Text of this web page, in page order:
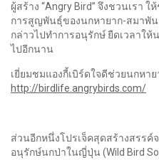
ผู้สร้าง “Angry Bird” จึงชวนเรา
การสูญพันธุ์ของนกหายาก-สมาพัน
กล่าวไปทำการอนุรักษ์ ยืดเวลาใ
ไปอีกนาน
เยี่ยมชมแองกี้เบิร์ดใจดีช่วยนกหา
http://birdlife.angrybirds.com/
ส่วนอีกหนึ่งโปรเจ็คสุดสร้างสรร
อนุรักษ์นกป่าในญี่ปุ่น (Wild Bird